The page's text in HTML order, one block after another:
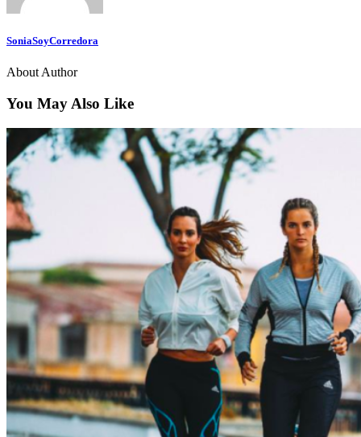
SoniaSoyCorredora
About Author
You May Also Like